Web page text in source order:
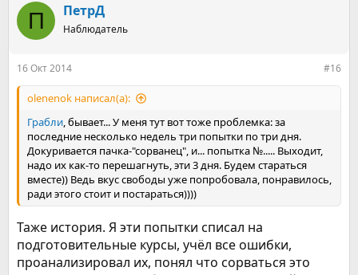
к
ц
и
П ПетрД
Наблюдатель
16 Окт 2014 #16
olenenok написал(а):
Грабли, бывает... У меня тут вот тоже проблемка: за
последние несколько недель три попытки по три дня.
Докуривается пачка-"сорванец", и... попытка №..... Выходит,
надо их как-то перешагнуть, эти 3 дня. Будем стараться
вместе)) Ведь вкус свободы уже попробовала, понравилось,
ради этого стоит и постараться))))
Таже история. Я эти попытки списал на
подготовительные курсы, учёл все ошибки,
проанализировал их, понял что сорваться это